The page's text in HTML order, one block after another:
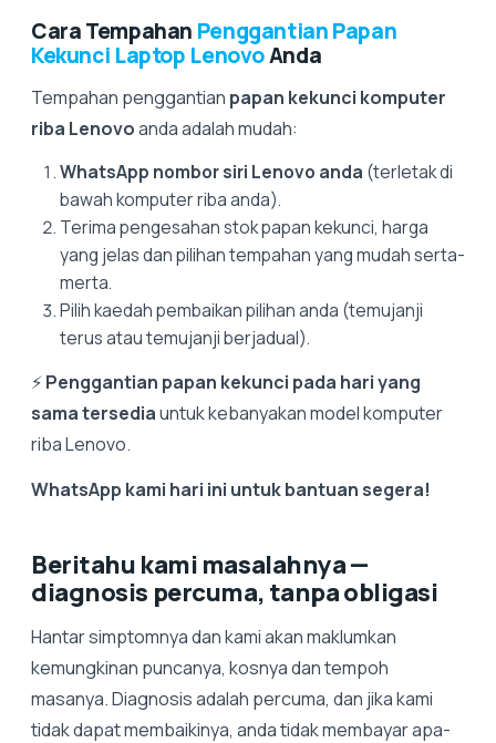
Cara Tempahan Penggantian Papan
Kekunci Laptop LenovoAnda
Tempahan penggantian papan kekunci komputer
riba Lenovoanda adalah mudah:
WhatsApp nombor siri Lenovo anda (terletak di
bawah komputer riba anda).
Terima pengesahan stok papan kekunci, harga
yang jelas dan pilihan tempahan yang mudah serta-
merta.
Pilih kaedah pembaikan pilihan anda (temujanji
terus atau temujanji berjadual).
⚡Penggantian papan kekunci pada hari yang
sama tersediauntuk kebanyakan model komputer
riba Lenovo.
WhatsApp kami hari ini untuk bantuan segera!
Beritahu kami masalahnya —
diagnosis percuma, tanpa obligasi
Hantar simptomnya dan kami akan maklumkan
kemungkinan puncanya, kosnya dan tempoh
masanya. Diagnosis adalah percuma, dan jika kami
tidak dapat membaikinya, anda tidak membayar apa-